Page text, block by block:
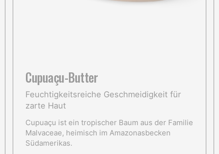
Cupuaçu-Butter
Feuchtigkeitsreiche Geschmeidigkeit für
zarte Haut
Cupuaçu ist ein tropischer Baum aus der Familie
Malvaceae, heimisch im Amazonasbecken
Südamerikas.